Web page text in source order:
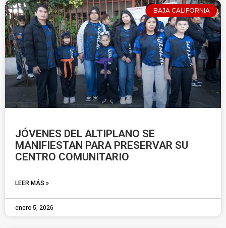
BAJA CALIFORNIA
JÓVENES DEL ALTIPLANO SE
MANIFIESTAN PARA PRESERVAR SU
CENTRO COMUNITARIO
LEER MÁS »
enero 5, 2026